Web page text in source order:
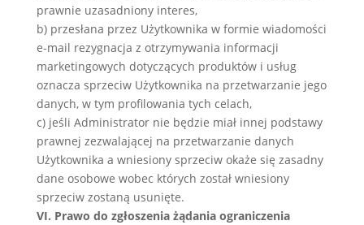
prawnie uzasadniony interes,
b) przesłana przez Użytkownika w formie wiadomości
e-mail rezygnacja z otrzymywania informacji
marketingowych dotyczących produktów i usług
oznacza sprzeciw Użytkownika na przetwarzanie jego
danych, w tym profilowania tych celach,
c) jeśli Administrator nie będzie miał innej podstawy
prawnej zezwalającej na przetwarzanie danych
Użytkownika a wniesiony sprzeciw okaże się zasadny
dane osobowe wobec których został wniesiony
sprzeciw zostaną usunięte.
VI. Prawo do zgłoszenia żądania ograniczenia